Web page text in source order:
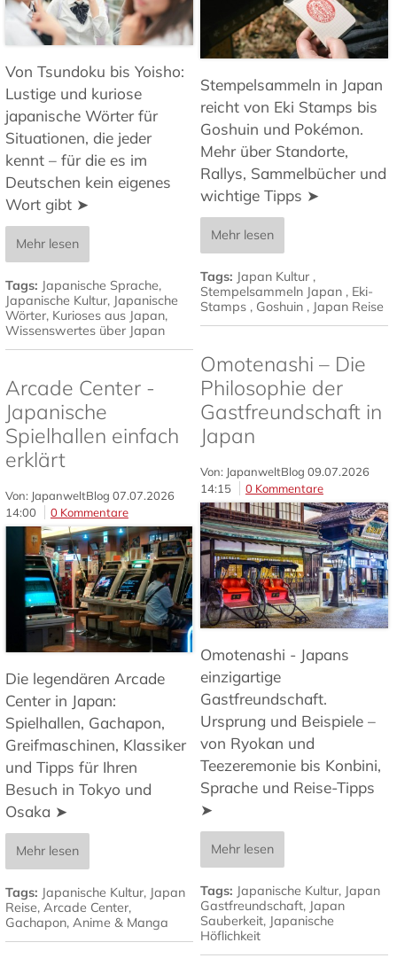
Von Tsundoku bis Yoisho:
Lustige und kuriose
japanische Wörter für
Situationen, die jeder
kennt – für die es im
Deutschen kein eigenes
Wort gibt ➤
Mehr lesen
Tags: Japanische Sprache,
Japanische Kultur, Japanische
Wörter, Kurioses aus Japan,
Wissenswertes über Japan
Stempelsammeln in Japan
reicht von Eki Stamps bis
Goshuin und Pokémon.
Mehr über Standorte,
Rallys, Sammelbücher und
wichtige Tipps ➤
Mehr lesen
Tags: Japan Kultur ,
Stempelsammeln Japan , Eki-
Stamps , Goshuin , Japan Reise
Omotenashi – Die
Philosophie der
Gastfreundschaft in
Japan
Von: JapanweltBlog 09.07.2026
14:15
0 Kommentare
Omotenashi - Japans
einzigartige
Gastfreundschaft.
Ursprung und Beispiele –
von Ryokan und
Teezeremonie bis Konbini,
Sprache und Reise-Tipps
➤
Mehr lesen
Tags: Japanische Kultur, Japan
Gastfreundschaft, Japan
Sauberkeit, Japanische
Höflichkeit
Arcade Center -
Japanische
Spielhallen einfach
erklärt
Von: JapanweltBlog 07.07.2026
14:00
0 Kommentare
Die legendären Arcade
Center in Japan:
Spielhallen, Gachapon,
Greifmaschinen, Klassiker
und Tipps für Ihren
Besuch in Tokyo und
Osaka ➤
Mehr lesen
Tags: Japanische Kultur, Japan
Reise, Arcade Center,
Gachapon, Anime & Manga